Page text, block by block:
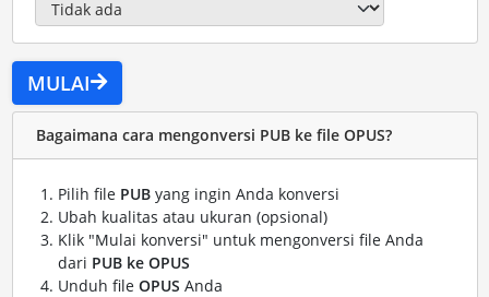
MULAI
Bagaimana cara mengonversi PUB ke file OPUS?
Pilih file PUByang ingin Anda konversi
Ubah kualitas atau ukuran (opsional)
Klik "Mulai konversi" untuk mengonversi file Anda
dari PUB ke OPUS
Unduh file OPUS Anda